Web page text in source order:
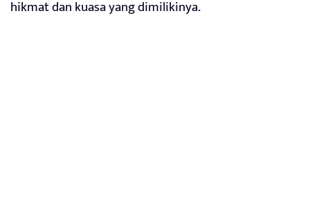
hikmat dan kuasa yang dimilikinya.